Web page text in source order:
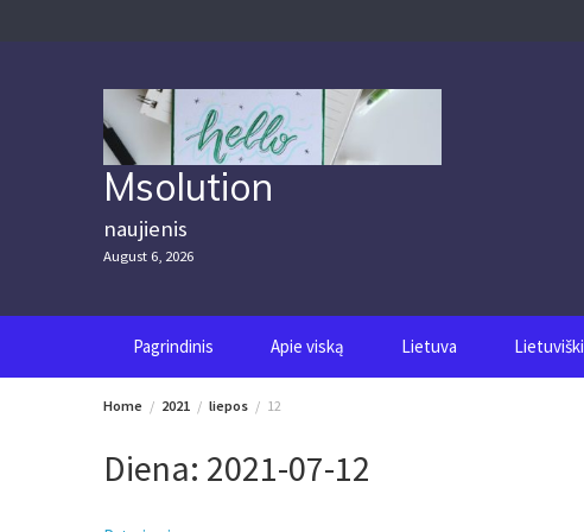
Msolution
naujienis
August 6, 2026
Pagrindinis Apie viską Lietuva Lietuviški
Home 2021 liepos 12
Diena: 2021-07-12